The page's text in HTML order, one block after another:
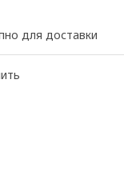
для доставки